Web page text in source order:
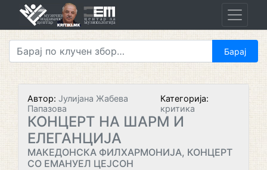
Автор: Јулијана Жабева
Папазова
Категорија:
критика
КОНЦЕРТ НА ШАРМ И
ЕЛЕГАНЦИЈА
МАКЕДОНСКА ФИЛХАРМОНИЈА, КОНЦЕРТ
СО ЕМАНУЕЛ ЦЕЈСОН